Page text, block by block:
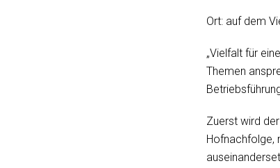
Ort: auf dem
„Vielfalt für
Themen
Zuerst wird
Hofnachfolge,